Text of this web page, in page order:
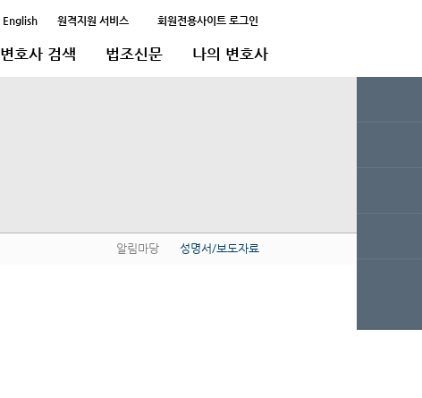
English 원격지원 서비스 회원전용사이트 로그인
변호사 검색 법조신문 나의 변호사
알림마당 성명서/보도자료